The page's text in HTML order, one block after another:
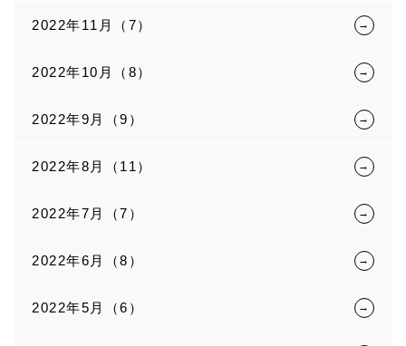
2022年11月（7）
2022年10月（8）
2022年9月（9）
2022年8月（11）
2022年7月（7）
2022年6月（8）
2022年5月（6）